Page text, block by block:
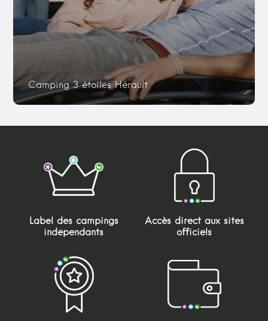
Camping 3 étoiles Hérault
Label des campings
indépendants
Accès direct aux sites
officiels